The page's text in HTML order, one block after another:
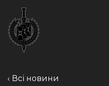
content
‹ Всі новини